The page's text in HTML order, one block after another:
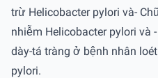
trừ Helicobacter pylori và-
nhiễm Helicobacter pylori và
dày-tá tràng ở bệnh nhân
pylori.